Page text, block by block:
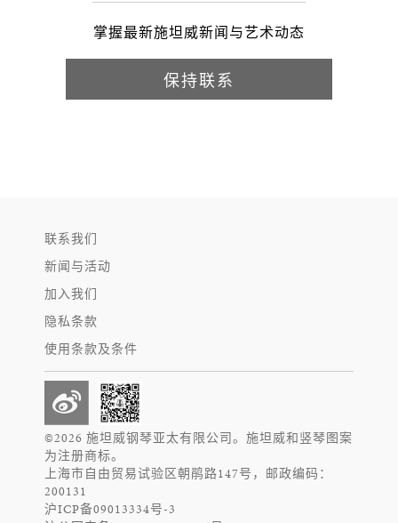
掌握最新施坦威新闻与艺术动态
保持联系
联系我们
新闻与活动
加入我们
隐私条款
使用条款及条件
©2026 施坦威钢琴亚太有限公司。施坦威和竖琴图案
为注册商标。
上海市自由贸易试验区朝鹃路147号，邮政编码：
200131
沪ICP备09013334号-3